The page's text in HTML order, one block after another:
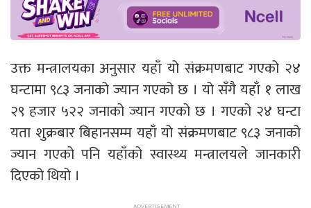
उक्त मन्त्रालयका अनुसार यहाँ यो संक्रमणबाट गएको २४
घन्टामा ९८३ जनाको ज्यान गएको छ । यो सँगै यहाँ १ लाख
२९ हजार ५२२ जनाको ज्यान गएको छ । गएको २४ घन्टा
यता शुक्रबार बिहानसम्म यहाँ यो संक्रमणबाट ९८३ जनाको
ज्यान गएको पनि यहाँको स्वास्थ्य मन्त्रालयले जानकारी
दिएको थियो ।